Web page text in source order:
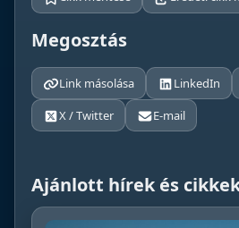
Megosztás
Link másolása LinkedIn
X / Twitter
E-mail
Ajánlott hírek és